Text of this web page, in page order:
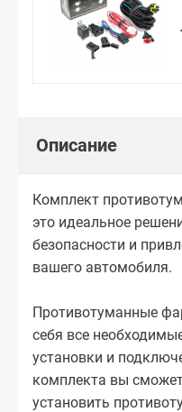
Описание
Комплект
это идеальное
безопасности и
вашего автомобиля.
Противотуманные
себя все
установки и
комплекта вы
установить